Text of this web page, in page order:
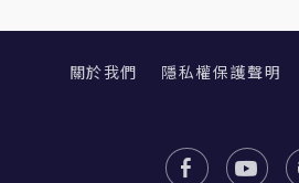
關於我們 隱私權保護聲明